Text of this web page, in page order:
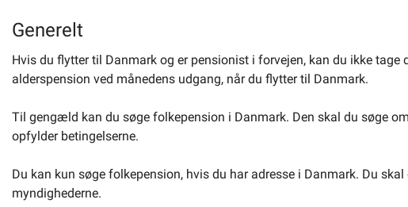
Om kommunen
Generelt
Hvis du flytter til Danmark og er pensionist i forvejen, kan du ikke tage
alderspension ved månedens udgang, når du flytter til Danmark.
Til gengæld kan du søge folkepension i Danmark. Den skal du søge
opfylder betingelserne.
Du kan kun søge folkepension, hvis du har adresse i Danmark. Du
myndighederne.